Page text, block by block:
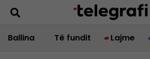
Ballina Të fundit Lajme